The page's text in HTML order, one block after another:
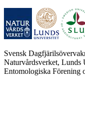
Svensk
Naturvårdsverket, Lunds
Entomologiska Förening